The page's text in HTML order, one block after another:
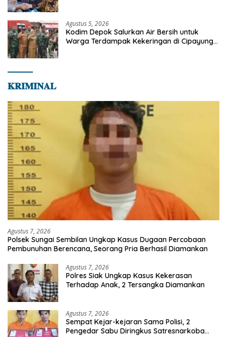
Agustus 5, 2026
Kodim Depok Salurkan Air Bersih untuk
Warga Terdampak Kekeringan di Cipayung
𝐊𝐑𝐈𝐌𝐈𝐍𝐀𝐋
Agustus 7, 2026
Polsek Sungai Sembilan Ungkap Kasus Dugaan Percobaan
Pembunuhan Berencana, Seorang Pria Berhasil Diamankan
Agustus 7, 2026
Polres Siak Ungkap Kasus Kekerasan
Terhadap Anak, 2 Tersangka Diamankan
Agustus 7, 2026
Sempat Kejar-kejaran Sama Polisi, 2
Pengedar Sabu Diringkus Satresnarkoba